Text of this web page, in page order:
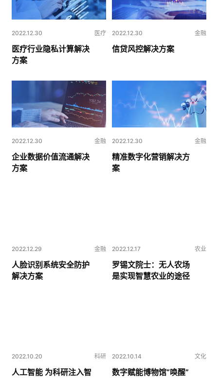
2022.12.30 医疗
医疗行业隐私计算解决
方案
2022.12.30 金融
信贷风控解决方案
2022.12.30 金融
企业数据价值流通解决
方案
2022.12.30 金融
精准数字化营销解决方
案
2022.12.29 金融
人脸识别系统安全防护
解决方案
2022.12.17 农业
罗锡文院士：无人农场
是实现智慧农业的途径
2022.10.20 科研
人工智能 为科研注入智
2022.10.14 文化
数字赋能博物馆“唤醒”